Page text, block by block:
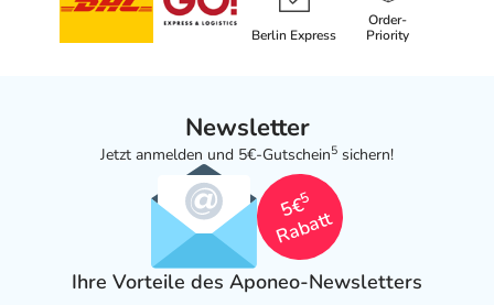
Berlin Express
Order-
Priority
Newsletter
Jetzt anmelden und 5€-Gutschein5 sichern!
5€
5
Rabatt
Ihre Vorteile des Aponeo-Newsletters